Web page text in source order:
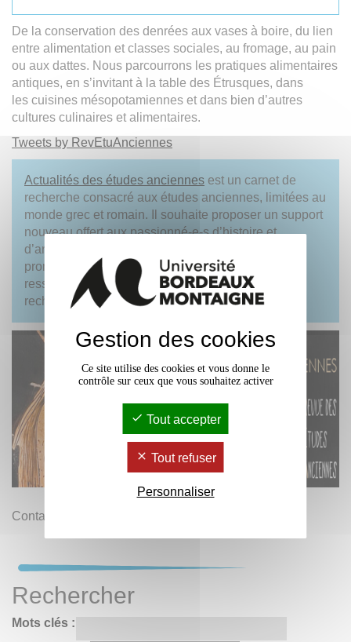
De la conservation des denrées aux vases à boire, du lien
entre alimentation et classes sociales, au fromage, au pain
ou aux dattes. Nous parcourrons les pratiques alimentaires
antiques, en s’invitant à la table des Étrusques, dans
les cuisines mésopotamiennes et dans bien d’autres
cultures culinaires et alimentaires.
Tweets by RevEtuAnciennes
Actualités des études anciennes est un carnet de
recherche consacré aux études anciennes, limitées au
monde grec et romain. Il souhaite proposer un support
nouveau offert aux passionné-e-s d’histoire et
d’archéologie, étudiants et professeurs pour
promouvoir les études anciennes par l’apport de
ressources de vulgarisation/valorisation et de
recherches.
Contact :
Rechercher
Mots clés :
Gestion des cookies
Ce site utilise des cookies et vous donne le
contrôle sur ceux que vous souhaitez activer
Tout accepter
Tout refuser
Personnaliser